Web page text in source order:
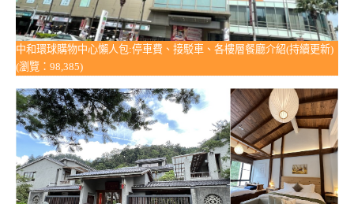
中和環球購物中心懶人包:停車費、接駁車、各樓層餐廳介紹(持續更新)
(瀏覽：98,385)